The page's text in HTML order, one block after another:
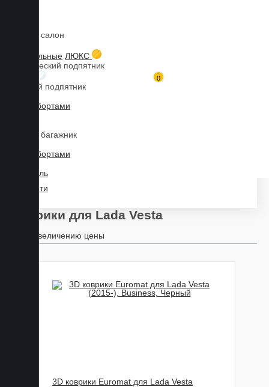
0
Коврики в салон
3D текстильные ЛЮКС
Металлический подпятник
Резиновый подпятник
3D Eva с бортами
Коврики в багажник
3D Eva с бортами
3D Текстиль
Главная Каталог товаров
Найти
Коврики для Lada Vesta
По увеличению цены
3D коврики Euromat для Lada Vesta